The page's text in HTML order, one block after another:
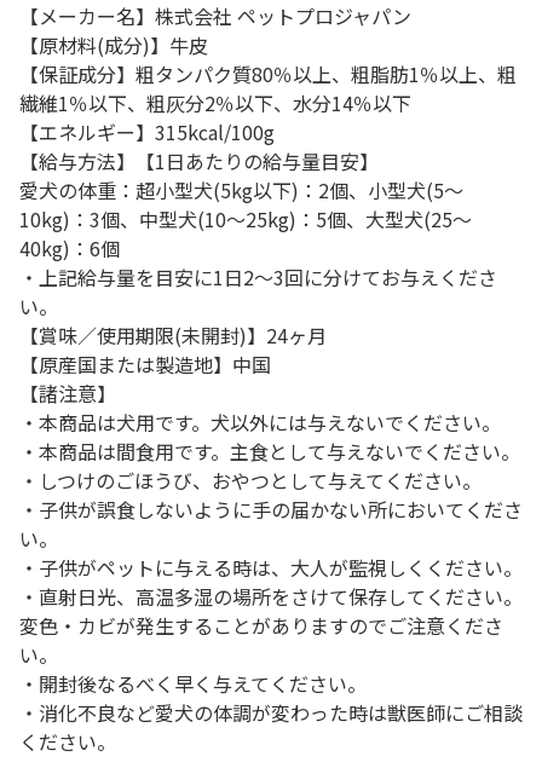
【メーカー名】株式会社 ペットプロジャパン
【原材料(成分)】牛皮
【保証成分】粗タンパク質80％以上、粗脂肪1％以上、粗
繊維1％以下、粗灰分2％以下、水分14％以下
【エネルギー】315kcal/100g
【給与方法】【1日あたりの給与量目安】
愛犬の体重：超小型犬(5kg以下)：2個、小型犬(5～
10kg)：3個、中型犬(10～25kg)：5個、大型犬(25～
40kg)：6個
・上記給与量を目安に1日2～3回に分けてお与えくださ
い。
【賞味／使用期限(未開封)】24ヶ月
【原産国または製造地】中国
【諸注意】
・本商品は犬用です。犬以外には与えないでください。
・本商品は間食用です。主食として与えないでください。
・しつけのごほうび、おやつとして与えてください。
・子供が誤食しないように手の届かない所においてくださ
い。
・子供がペットに与える時は、大人が監視しくください。
・直射日光、高温多湿の場所をさけて保存してください。
変色・カビが発生することがありますのでご注意くださ
い。
・開封後なるべく早く与えてください。
・消化不良など愛犬の体調が変わった時は獣医師にご相談
ください。